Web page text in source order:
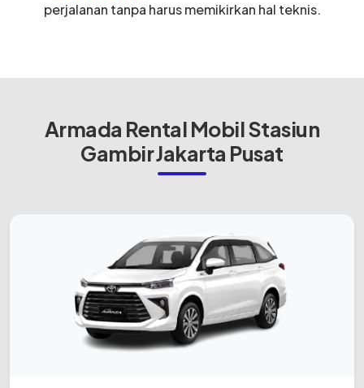
perjalanan tanpa harus memikirkan hal teknis.
Armada Rental Mobil Stasiun
Gambir Jakarta Pusat